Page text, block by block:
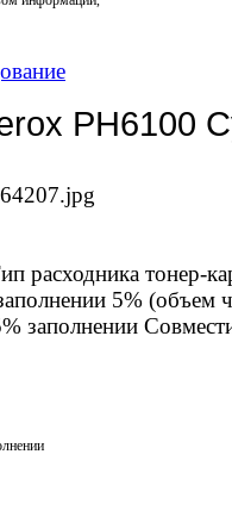
PH6100
расходника тонер-
5% (объем
заполнении